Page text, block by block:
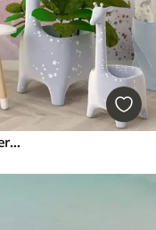
Pintura abstracta, imitación de la superficie de mármol de la piedra